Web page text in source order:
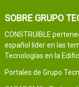
SOBRE GRUPO
CONSTRUIBLE
español líder en las
Tecnologías en la
Portales de Grupo